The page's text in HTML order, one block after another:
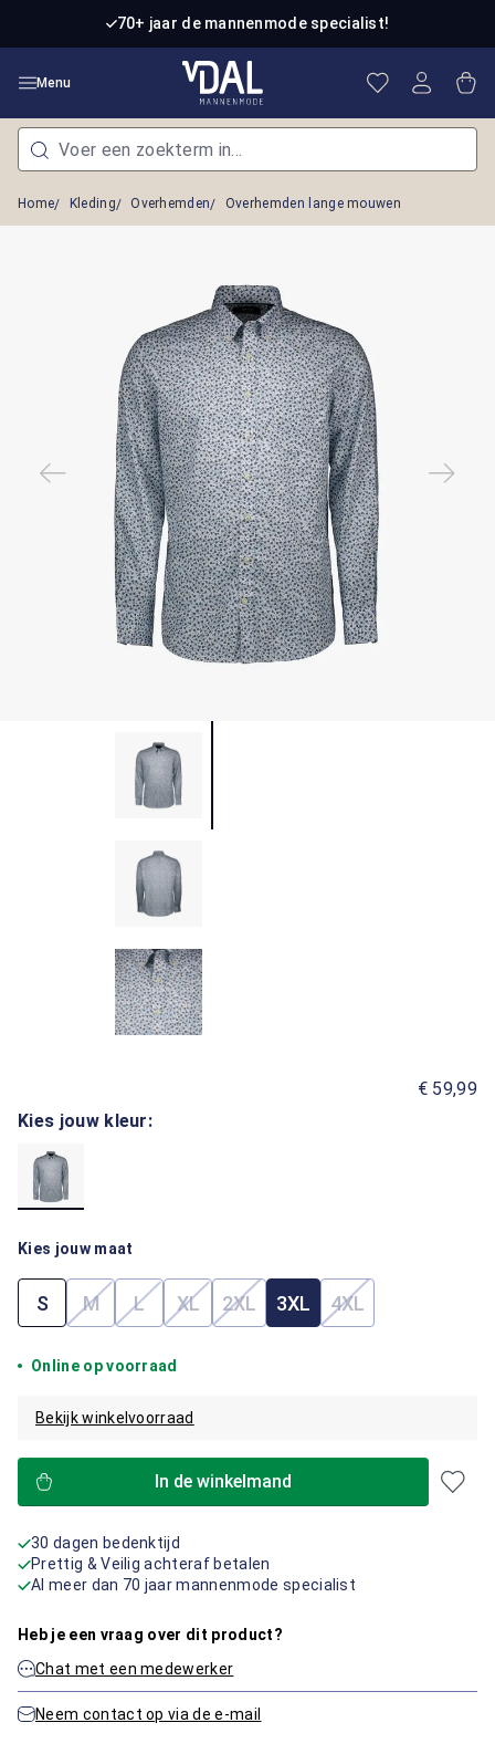
Ga naar de hoofdinhoud70+ jaar de mannenmode specialist!
Menu Je hebt 0
Home Kleding Overhemden Overhemden lange mouwen
€ 59,99
Kies jouw kleur:
Kies jouw maat
S M(Deze optie is momenteel niet beschikbaar.)
L(Deze optie is momenteel niet beschikbaar.)
XL(Deze optie is momenteel niet
2XL(Deze optie is momenteel niet
3XL 4XL(Deze optie is
Online op voorraad
Bekijk winkelvoorraad
In de winkelmand
30 dagen bedenktijd
Prettig & Veilig achteraf betalen
Al meer dan 70 jaar mannenmode specialist
Heb je een vraag over dit product?
Chat met een medewerker
Neem contact op via de e-mail